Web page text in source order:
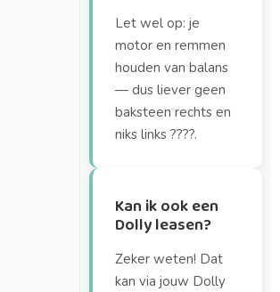
Let wel op: je
motor en remmen
houden van balans
— dus liever geen
baksteen rechts en
niks links ????.
Kan ik ook een
Dolly leasen?
Zeker weten! Dat
kan via jouw Dolly